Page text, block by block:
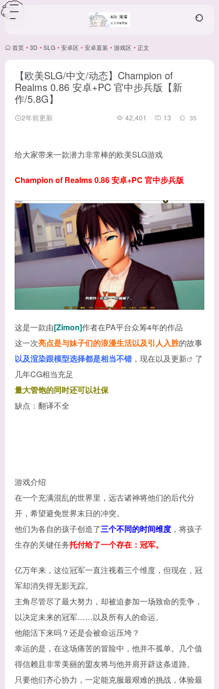
首页 • 3D • SLG • 安卓区 • 安卓直装 • 游戏区 • 正文
【欧美SLG/中文/动态】Champion of
Realms 0.86 安卓+PC 官中步兵版【新
作/5.8G】
2年前更新 42,401 13 35
给大家带来一款潜力非常棒的欧美SLG游戏
Champion of Realms 0.86 安卓+PC 官中步兵版
这是一款由[Zimon]作者在PA平台众筹4年的作品
这一次亮点是与妹子们的浪漫生活以及引人入胜的故事
以及渲染跟模型选择都是相当不错 ，现在以及更新
了
几年CG相当充足
量大管饱的同时还可以社保
缺点：翻译不全
游戏介绍
在一个充满混乱的世界里，远古诸神将他们的后代分
开，希望避免世界末日的冲突。
他们为各自的孩子创造了三个不同的时间维度 ，将孩子
生存的关键任务托付给了一个存在：冠军。
亿万年来，这位冠军一直注视着三个维度，但现在，冠
军却消失得无影无踪。
主角尽管尽了最大努力，却被迫参加一场致命的竞争，
以决定未来的冠军……以及所有人的命运。
他能活下来吗？还是会被命运压垮？
幸运的是，在这场痛苦的冒险中，他并不孤单。几个值
得信赖且非常美丽的盟友将与他并肩开辟这条道路。
只要他们齐心协力，一定能克服最艰难的挑战，体验最